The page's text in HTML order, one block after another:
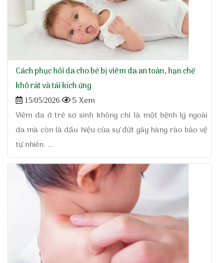
Cách phục hồi da cho bé bị viêm da an toàn, hạn chế
khô rát và tái kích ứng
15/05/2026
5 Xem
Viêm da ở trẻ sơ sinh không chỉ là một bệnh lý ngoài
da mà còn là dấu hiệu của sự đứt gãy hàng rào bảo vệ
tự nhiên. ...